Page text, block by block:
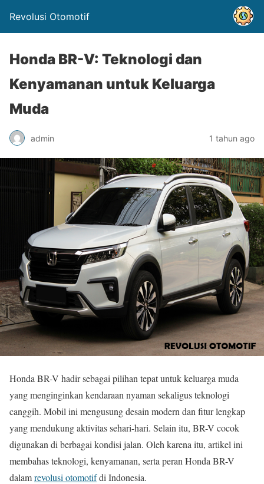
Revolusi Otomotif
Honda BR-V: Teknologi dan
Kenyamanan untuk Keluarga
Muda
admin 1 tahun ago
Honda BR-V hadir sebagai pilihan tepat untuk keluarga muda
yang menginginkan kendaraan nyaman sekaligus teknologi
canggih. Mobil ini mengusung desain modern dan fitur lengkap
yang mendukung aktivitas sehari-hari. Selain itu, BR-V cocok
digunakan di berbagai kondisi jalan. Oleh karena itu, artikel ini
membahas teknologi, kenyamanan, serta peran Honda BR-V
dalamrevolusi otomotifdi Indonesia.